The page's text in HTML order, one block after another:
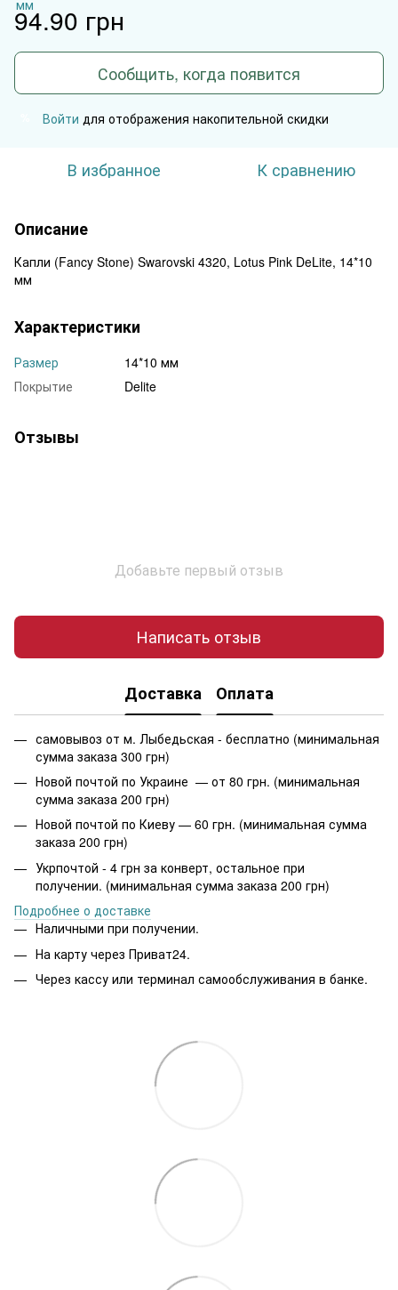
94.90 грн
Сообщить, когда появится
Войти для отображения накопительной скидки
В избранное К сравнению
Описание
Капли (Fancy Stone) Swarovski 4320, Lotus Pink DeLite, 14*10
мм
Характеристики
Размер
14*10 мм
Покрытие
Delite
Отзывы
Добавьте первый отзыв
Написать отзыв
Доставка Оплата
самовывоз от м. Лыбедьская - бесплатно (минимальная
сумма заказа 300 грн)
Новой почтой по Украине — от 80 грн. (минимальная
сумма заказа 200 грн)
Новой почтой по Киеву — 60 грн. (минимальная сумма
заказа 200 грн)
Укрпочтой - 4 грн за конверт, остальное при
получении. (минимальная сумма заказа 200 грн)
Подробнее о доставке
Наличными при получении.
На карту через Приват24.
Через кассу или терминал самообслуживания в банке.